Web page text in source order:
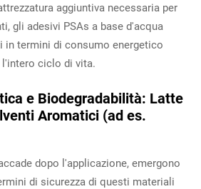
aggiuntiva necessaria per
gli adesivi PSAs a base d'acqua
in termini di consumo energetico
ciclo di vita.
e Biodegradabilità: Latte
Aromatici (ad es.
dopo l'applicazione, emergono
di sicurezza di questi materiali